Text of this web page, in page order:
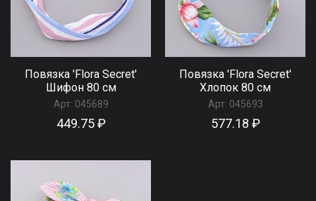
Повязка 'Flora Secret'
Шифон 80 см
Арт: 045689
449.75 ₽
Повязка 'Flora Secret'
Хлопок 80 см
Арт: 045693
577.18 ₽